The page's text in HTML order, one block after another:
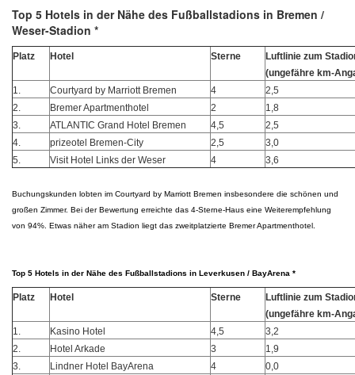
Top 5 Hotels in der Nähe des Fußballstadions in Bremen /
Weser-Stadion *
Platz Hotel Sterne
Luftlinie zum
(ungefähre km-
1.
Courtyard by Marriott Bremen 4
2,5
2.
Bremer Apartmenthotel 2
1,8
3.
ATLANTIC Grand Hotel Bremen 4,5
2,5
4.
prizeotel Bremen-City 2,5
3,0
5.
Visit Hotel Links der Weser 4 3,6
Buchungskunden lobten im Courtyard by Marriott Bremen insbesondere die schönen und
großen Zimmer. Bei der Bewertung erreichte das 4-Sterne-Haus eine Weiterempfehlung
von 94%. Etwas näher am Stadion liegt das zweitplatzierte Bremer Apartmenthotel.
Top 5 Hotels in der Nähe des Fußballstadions in Leverkusen / BayArena *
Platz Hotel Sterne
Luftlinie zum
(ungefähre km-
1.
Kasino Hotel 4,5
3,2
2.
Hotel Arkade 3
1,9
3.
Lindner Hotel BayArena 4
0,0